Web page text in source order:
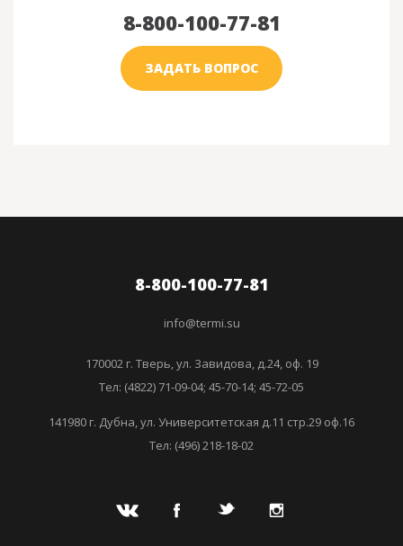
8-800-100-77-81
ЗАДАТЬ ВОПРОС
8-800-100-77-81
info@termi.su
170002 г. Тверь, ул. Завидова, д.24, оф. 19
Тел: (4822) 71-09-04; 45-70-14; 45-72-05
141980 г. Дубна, ул. Университетская д.11 стр.29 оф.16
Тел: (496) 218-18-02